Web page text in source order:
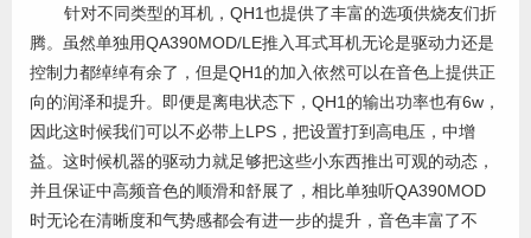
针对不同类型的耳机，QH1也提供了丰富的选项供烧友们折
腾。虽然单独用QA390MOD/LE推入耳式耳机无论是驱动力还是
控制力都绰绰有余了，但是QH1的加入依然可以在音色上提供正
向的润泽和提升。即便是离电状态下，QH1的输出功率也有6w，
因此这时候我们可以不必带上LPS，把设置打到高电压，中增
益。这时候机器的驱动力就足够把这些小东西推出可观的动态，
并且保证中高频音色的顺滑和舒展了，相比单独听QA390MOD
时无论在清晰度和气势感都会有进一步的提升，音色丰富了不